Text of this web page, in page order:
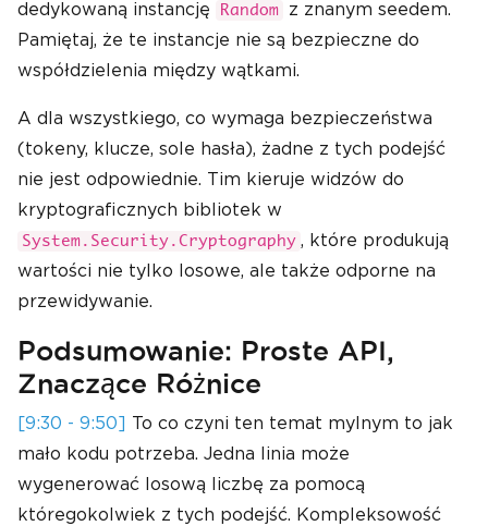
dedykowaną instancję
Random
z znanym seedem.
Pamiętaj, że te instancje nie są bezpieczne do
współdzielenia między wątkami.
A dla wszystkiego, co wymaga bezpieczeństwa
(tokeny, klucze, sole hasła), żadne z tych podejść
nie jest odpowiednie. Tim kieruje widzów do
kryptograficznych bibliotek w
System.Security.Cryptography , które produkują
wartości nie tylko losowe, ale także odporne na
przewidywanie.
Podsumowanie: Proste API,
Znaczące Różnice
[9:30 - 9:50] To co czyni ten temat mylnym to jak
mało kodu potrzeba. Jedna linia może
wygenerować losową liczbę za pomocą
któregokolwiek z tych podejść. Kompleksowość